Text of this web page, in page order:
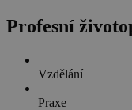
Profesní
Vzdělání
Praxe